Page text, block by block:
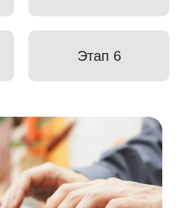
Этап 6